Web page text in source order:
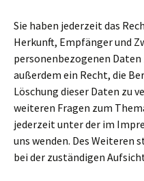
Sie haben jederzeit das
Herkunft, Empfänger und
personenbezogenen Daten
außerdem ein Recht, die
Löschung dieser Daten zu
weiteren Fragen zum
jederzeit unter der im
uns wenden. Des Weiteren
bei der zuständigen